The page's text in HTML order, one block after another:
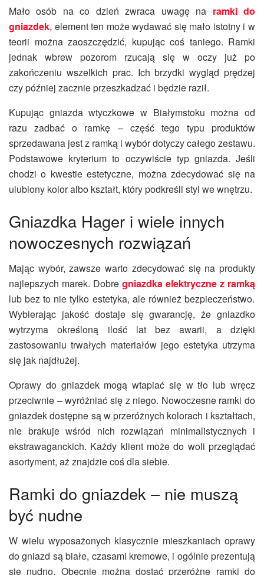
Mało osób na co dzień zwraca uwagę na ramki do
gniazdek, element ten może wydawać się mało istotny i w
teorii można zaoszczędzić, kupując coś taniego. Ramki
jednak wbrew pozorom rzucają się w oczy już po
zakończeniu wszelkich prac. Ich brzydki wygląd prędzej
czy później zacznie przeszkadzać i będzie raził.
Kupując gniazda wtyczkowe w Białymstoku można od
razu zadbać o ramkę – część tego typu produktów
sprzedawana jest z ramką i wybór dotyczy całego zestawu.
Podstawowe kryterium to oczywiście typ gniazda. Jeśli
chodzi o kwestie estetyczne, można zdecydować się na
ulubiony kolor albo kształt, który podkreśli styl we wnętrzu.
Gniazdka Hager i wiele innych
nowoczesnych rozwiązań
Mając wybór, zawsze warto zdecydować się na produkty
najlepszych marek. Dobre gniazdka elektryczne z ramką
lub bez to nie tylko estetyka, ale również bezpieczeństwo.
Wybierając jakość dostaje się gwarancję, że gniazdko
wytrzyma określoną ilość lat bez awarii, a dzięki
zastosowaniu trwałych materiałów jego estetyka utrzyma
się jak najdłużej.
Oprawy do gniazdek mogą wtapiać się w tło lub wręcz
przeciwnie – wyróżniać się z niego. Nowoczesne ramki do
gniazdekdostępne są w przeróżnych kolorach i kształtach,
nie brakuje wśród nich rozwiązań minimalistycznych i
ekstrawaganckich. Każdy klient może do woli przeglądać
asortyment, aż znajdzie coś dla siebie.
Ramki do gniazdek – nie muszą
być nudne
W wielu wyposażonych klasycznie mieszkaniach oprawy
do gniazd są białe, czasami kremowe, i ogólnie prezentują
się nudno. Obecnie można dostać przeróżne ramki do